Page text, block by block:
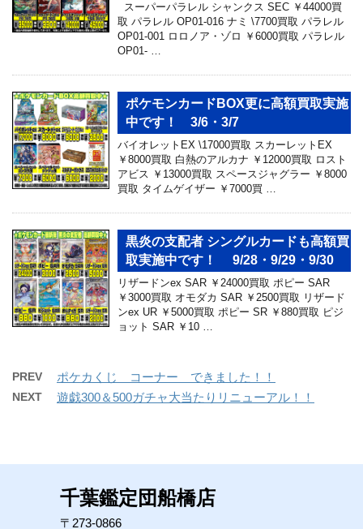
スーパーパラレル シャンクス SEC ￥44000買
取 パラレル OP01-016 ナミ \7700買取 パラレル
OP01-001 ロロノア・ゾロ ￥6000買取 パラレル
OP01- …
ポケモンカードBOX更に高額買取実施
中です！ 3/6・3/7
バイオレットEX \17000買取 スカーレットEX
￥8000買取 白熱のアルカナ ￥12000買取 ロスト
アビス ￥13000買取 スペースジャグラー ￥8000
買取 タイムゲイザー ￥7000買 …
黒炎の支配者 シングルカードも高額買
取実施中です！ 9/28・9/29・9/30
リザードンex SAR ￥24000買取 ポピー SAR
￥3000買取 オモダカ SAR ￥2500買取 リザード
ンex UR ￥5000買取 ポピー SR ￥880買取 ピジ
ョット SAR ￥10 …
PREV ポケカくじ コーナー できました！！
NEXT 遊戯300＆500ガチャ大当たりリニューアル！！
千葉鑑定団船橋店
〒273-0866